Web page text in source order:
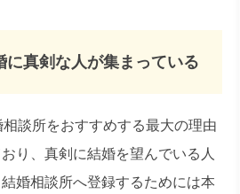
に真剣な人が集まっている
談所をおすすめする最大の理由
り、真剣に結婚を望んでいる人
婚相談所へ登録するためには本